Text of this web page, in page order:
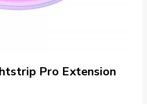
Pro Extension